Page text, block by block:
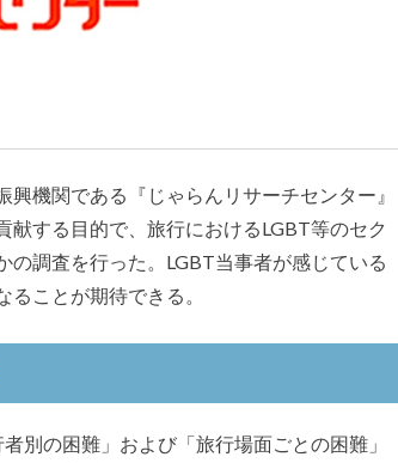
機関である『じゃらんリサーチセンター』
する目的で、旅行におけるLGBT等のセク
調査を行った。LGBT当事者が感じている
ことが期待できる。
別の困難」および「旅行場面ごとの困難」